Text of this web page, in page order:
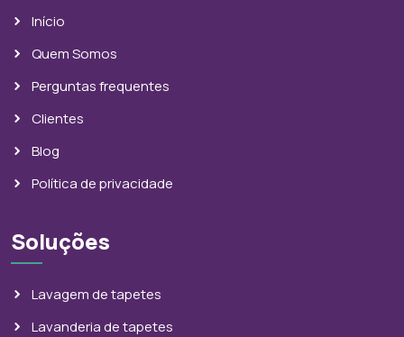
Início
Quem Somos
Perguntas frequentes
Clientes
Blog
Política de privacidade
Soluções
Lavagem de tapetes
Lavanderia de tapetes